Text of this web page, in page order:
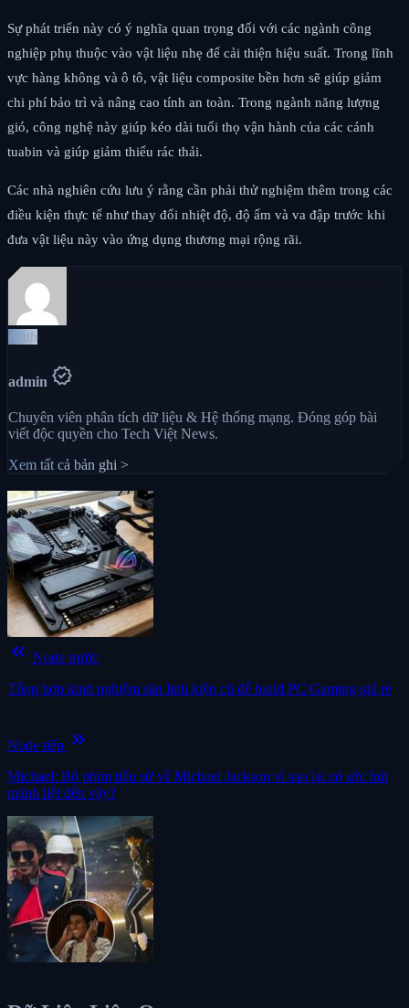
Sự phát triển này có ý nghĩa quan trọng đối với các ngành công
nghiệp phụ thuộc vào vật liệu nhẹ để cải thiện hiệu suất. Trong lĩnh
vực hàng không và ô tô, vật liệu composite bền hơn sẽ giúp giảm
chi phí bảo trì và nâng cao tính an toàn. Trong ngành năng lượng
gió, công nghệ này giúp kéo dài tuổi thọ vận hành của các cánh
tuabin và giúp giảm thiểu rác thải.
Các nhà nghiên cứu lưu ý rằng cần phải thử nghiệm thêm trong các
điều kiện thực tế như thay đổi nhiệt độ, độ ẩm và va đập trước khi
đưa vật liệu này vào ứng dụng thương mại rộng rãi.
Auth
admin verified
Chuyên viên phân tích dữ liệu & Hệ thống mạng. Đóng góp bài
viết độc quyền cho Tech Việt News.
Xem tất cả bản ghi >
keyboard_double_arrow_left Node trước
Tổng hợp kinh nghiệm săn linh kiện cũ để build PC Gaming giá rẻ
Node tiếp keyboard_double_arrow_right
Michael: Bộ phim tiểu sử về Michael Jackson vì sao lại có sức hút
mãnh liệt đến vậy?